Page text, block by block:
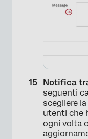
Notifica
seguenti
scegliere
utenti che
ogni volta